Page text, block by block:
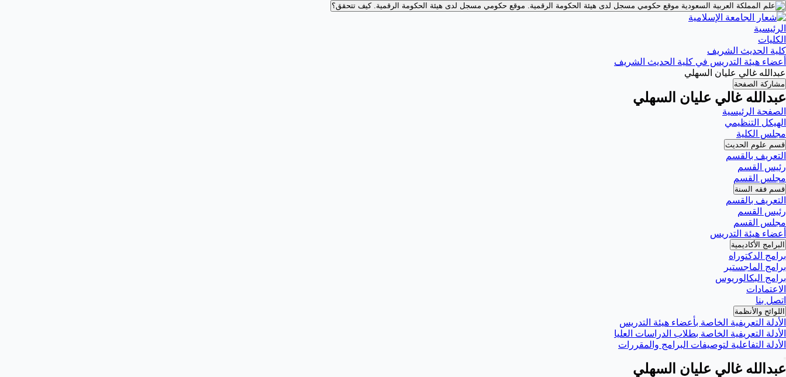
موقع حكومي مسجل لدى هيئة الحكومة الرقمية. موقع حكومي مسجل لدى هيئة الحكومة الرقمية.كيف تتحقق؟
الرئيسية
الكليات
كلية الحديث الشريف
أعضاء هيئة التدريس في كلية الحديث الشريف
عبدالله غالي عليان السهلي
مشاركة الصفحة
عبدالله غالي عليان السهلي
الصفحة الرئيسية
الهيكل التنظيمي
مجلس الكلية
قسم علوم الحديث
التعريف بالقسم
رئيس القسم
مجلس القسم
قسم فقه السنة
التعريف بالقسم
رئيس القسم
مجلس القسم
أعضاء هيئة التدريس
البرامج الأكاديمية
برامج الدكتوراه
برامج الماجستير
برامج البكالوريوس
الاعتمادات
اتصل بنا
اللوائح والأنظمة
الأدلة التعريفية الخاصة بأعضاء هيئة التدريس
الأدلة التعريفية الخاصة بطلاب الدراسات العليا
الأدلة التفاعلية لتوصيفات البرامج والمقررات
عبدالله غالي عليان السهلي